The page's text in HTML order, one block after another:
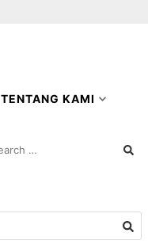
TENTANG KAMI